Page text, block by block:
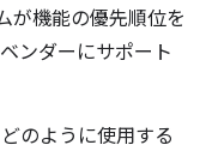
が機能の優先順位を
ンダーにサポート
のように使用する